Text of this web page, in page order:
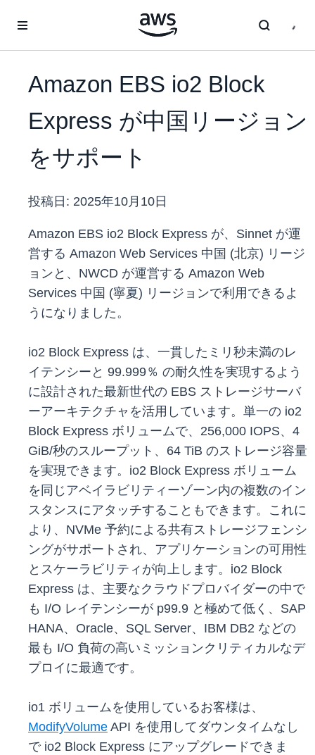
Amazon EBS io2 Block
Express が中国リージョン
をサポート
投稿日: 2025年10月10日
Amazon EBS io2 Block Express が、Sinnet が運
営する Amazon Web Services 中国 (北京) リージ
ョンと、NWCD が運営する Amazon Web
Services 中国 (寧夏) リージョンで利用できるよ
うになりました。
io2 Block Express は、一貫したミリ秒未満のレ
イテンシーと 99.999％ の耐久性を実現するよう
に設計された最新世代の EBS ストレージサーバ
ーアーキテクチャを活用しています。単一の io2
Block Express ボリュームで、256,000 IOPS、4
GiB/秒のスループット、64 TiB のストレージ容量
を実現できます。io2 Block Express ボリューム
を同じアベイラビリティーゾーン内の複数のイン
スタンスにアタッチすることもできます。これに
より、NVMe 予約による共有ストレージフェンシ
ングがサポートされ、アプリケーションの可用性
とスケーラビリティが向上します。io2 Block
Express は、主要なクラウドプロバイダーの中で
も I/O レイテンシーが p99.9 と極めて低く、SAP
HANA、Oracle、SQL Server、IBM DB2 などの
最も I/O 負荷の高いミッションクリティカルなデ
プロイに最適です。
io1 ボリュームを使用しているお客様は、
ModifyVolume API を使用してダウンタイムなし
で io2 Block Express にアップグレードできま